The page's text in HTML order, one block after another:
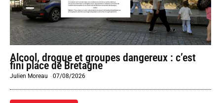
Alcool, drogue et groupes dangereux : c’est
fini place de Bretagne
Julien Moreau -07/08/2026